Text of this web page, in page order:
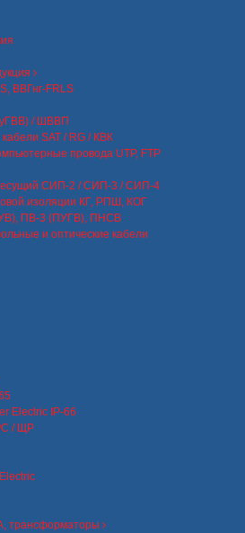
ВВГнг-FRLS
/ ШВВП
SAT / RG / КВК
провода UTP, FTP
СИП-2 / СИП-3 / СИП-4
изоляции КГ, РПШ, КОГ
ПВ-3 (ПУГВ), ПНСВ
и оптические кабели
Electric IP-66
/ ЩР
трансформаторы